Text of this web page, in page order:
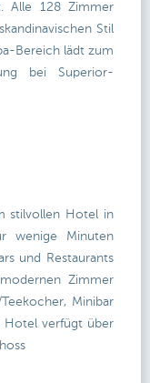
Alle 128 Zimmer
Stil
Bereich lädt zum
bei Superior-
stilvollen Hotel in
wenige Minuten
und Restaurants
Zimmer
Minibar
Hotel verfügt über